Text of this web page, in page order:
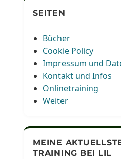
SEITEN
Bücher
Cookie Policy
Impressum und
Kontakt und Infos
Onlinetraining
Weiter
MEINE
TRAINING BEI LIL